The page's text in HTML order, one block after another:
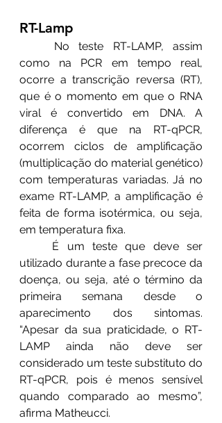
RT-Lamp
como na PCR em tempo real,
ocorre a transcrição reversa (RT),
que é o momento em que o RNA
viral é convertido em DNA. A
diferença é que na RT-qPCR,
ocorrem ciclos de amplificação
(multiplicação do material genético)
com temperaturas variadas. Já no
exame RT-LAMP, a amplificação é
feita de forma isotérmica, ou seja,
em temperatura fixa.
utilizado durante a fase precoce da
doença, ou seja, até o término da
primeira semana desde o
aparecimento dos sintomas.
“Apesar da sua praticidade, o RT-
LAMP ainda não deve ser
considerado um teste substituto do
RT-qPCR, pois é menos sensível
quando comparado ao mesmo”,
afirma Matheucci.